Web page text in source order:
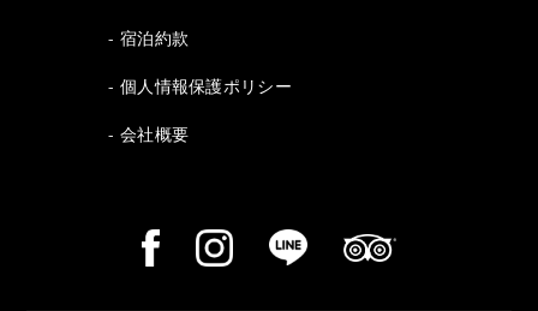
宿泊約款
個人情報保護ポリシー
会社概要